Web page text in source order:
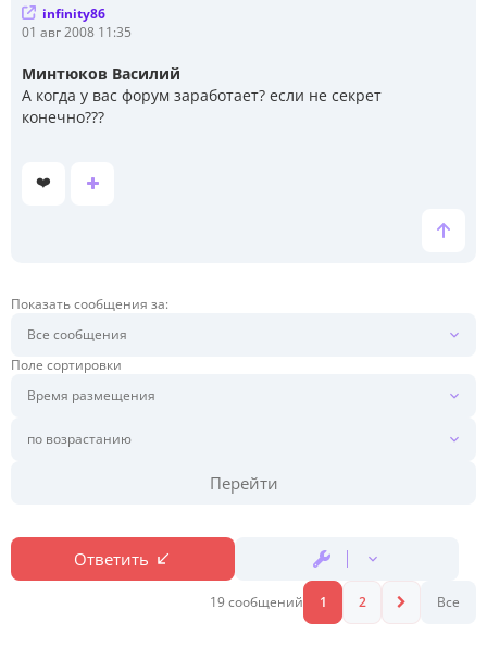
С
б
щ
е
infinity86
01 авг 2008 11:35
Минтюков Василий
А когда у вас форум заработает? если не секрет
конечно???
❤️
Показать сообщения за:
Поле сортировки
Перейти
Ответить
19 сообщений 1 2 Все